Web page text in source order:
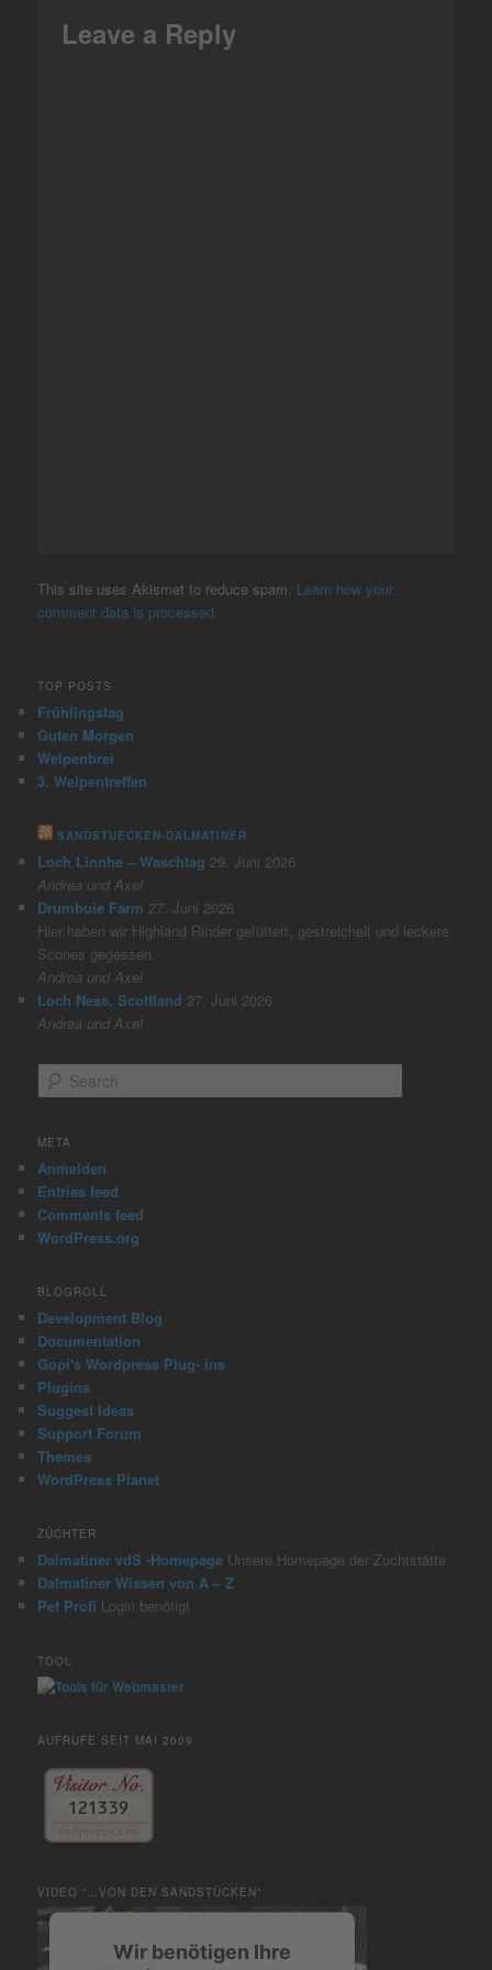
Leave a Reply
This site uses Akismet to reduce spam. Learn how your
comment data is processed.
TOP POSTS
Frühlingstag
Guten Morgen
Welpenbrei
3. Welpentreffen
SANDSTUECKEN-DALMATINER
Loch Linnhe – Waschtag 29. Juni 2026
Andrea und Axel
Drumbuie Farm 27. Juni 2026
Hier haben wir Highland Rinder gefüttert, gestreichelt und leckere
Scones gegessen.
Andrea und Axel
Loch Ness, Scottland 27. Juni 2026
Andrea und Axel
e
r
h
META
Anmelden
Entries feed
Comments feed
WordPress.org
BLOGROLL
Development Blog
Documentation
Gopi's Wordpress Plug- ins
Plugins
Suggest Ideas
Support Forum
Themes
WordPress Planet
ZÜCHTER
Dalmatiner vdS -Homepage Unsere Homepage der Zuchtstätte
Dalmatiner Wissen von A – Z
Pet Profi Login benötigt
TOOL
AUFRUFE SEIT MAI 2009
VIDEO “…VON DEN SANDSTÜCKEN”
Wir benötigen Ihre